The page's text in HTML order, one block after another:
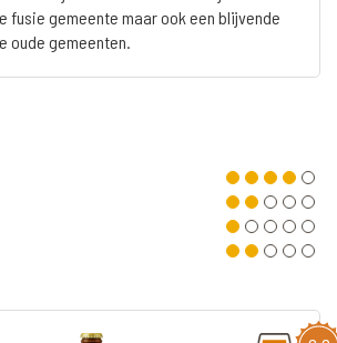
fusie gemeente maar ook een blijvende
oude gemeenten.